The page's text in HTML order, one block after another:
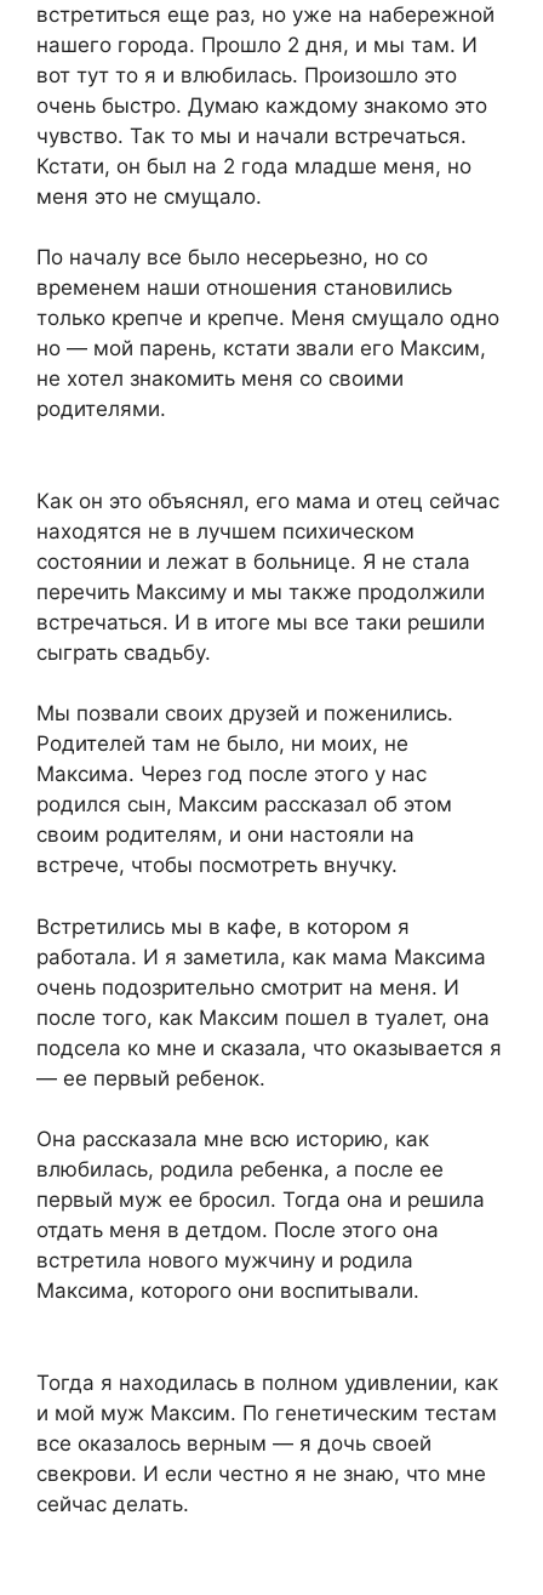
встретиться еще раз, но уже на набережной
нашего города. Прошло 2 дня, и мы там. И
вот тут то я и влюбилась. Произошло это
очень быстро. Думаю каждому знакомо это
чувство. Так то мы и начали встречаться.
Кстати, он был на 2 года младше меня, но
меня это не смущало.
По началу все было несерьезно, но со
временем наши отношения становились
только крепче и крепче. Меня смущало одно
но — мой парень, кстати звали его Максим,
не хотел знакомить меня со своими
родителями.
Как он это объяснял, его мама и отец сейчас
находятся не в лучшем психическом
состоянии и лежат в больнице. Я не стала
перечить Максиму и мы также продолжили
встречаться. И в итоге мы все таки решили
сыграть свадьбу.
Мы позвали своих друзей и поженились.
Родителей там не было, ни моих, не
Максима. Через год после этого у нас
родился сын, Максим рассказал об этом
своим родителям, и они настояли на
встрече, чтобы посмотреть внучку.
Встретились мы в кафе, в котором я
работала. И я заметила, как мама Максима
очень подозрительно смотрит на меня. И
после того, как Максим пошел в туалет, она
подсела ко мне и сказала, что оказывается я
— ее первый ребенок.
Она рассказала мне всю историю, как
влюбилась, родила ребенка, а после ее
первый муж ее бросил. Тогда она и решила
отдать меня в детдом. После этого она
встретила нового мужчину и родила
Максима, которого они воспитывали.
Тогда я находилась в полном удивлении, как
и мой муж Максим. По генетическим тестам
все оказалось верным — я дочь своей
свекрови. И если честно я не знаю, что мне
сейчас делать.